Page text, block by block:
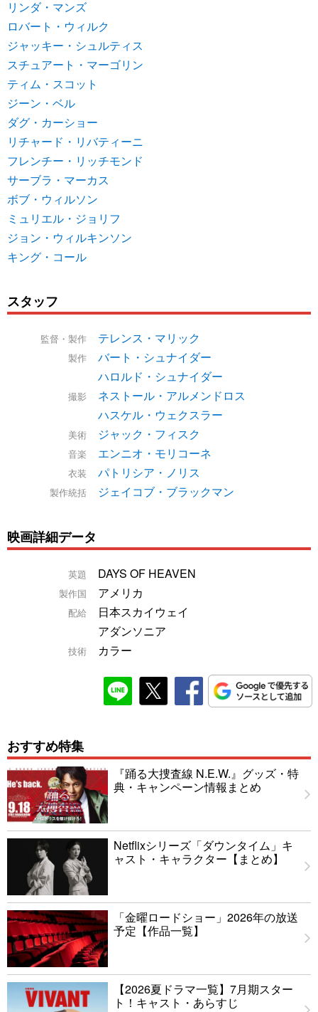
リンダ・マンズ
ロバート・ウィルク
ジャッキー・シュルティス
スチュアート・マーゴリン
ティム・スコット
ジーン・ベル
ダグ・カーショー
リチャード・リバティーニ
フレンチー・リッチモンド
サーブラ・マーカス
ボブ・ウィルソン
ミュリエル・ジョリフ
ジョン・ウィルキンソン
キング・コール
スタッフ
監督・製作 テレンス・マリック
製作
バート・シュナイダー
ハロルド・シュナイダー
撮影
ネストール・アルメンドロス
ハスケル・ウェクスラー
美術 ジャック・フィスク
音楽 エンニオ・モリコーネ
衣装 パトリシア・ノリス
製作統括 ジェイコブ・ブラックマン
映画詳細データ
英題 DAYS OF HEAVEN
製作国 アメリカ
配給
日本スカイウェイ
アダンソニア
技術 カラー
おすすめ特集
『踊る大捜査線 N.E.W.』グッズ・特
典・キャンペーン情報まとめ
Netflixシリーズ「ダウンタイム」キ
ャスト・キャラクター【まとめ】
「金曜ロードショー」2026年の放送
予定【作品一覧】
【2026夏ドラマ一覧】7月期スター
ト！キャスト・あらすじ